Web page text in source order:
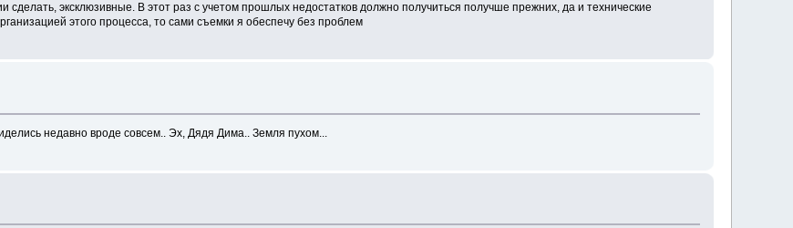
сделать, эксклюзивные. В этот раз с учетом прошлых недостатков должно получиться получше прежних, да и технические
этого процесса, то сами съемки я обеспечу без проблем
недавно вроде совсем.. Эх, Дядя Дима.. Земля пухом...